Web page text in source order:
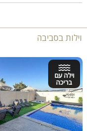
וילות בסביבה
וילה עם
בריכה